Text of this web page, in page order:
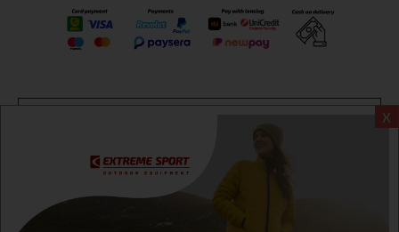
X
Екстрем спорт ЕООД, BG131452613, административен адрес
гр. София, Овча купел, ул.692, №12, офис 1, магазини
гр.София,бул. Дондуков 42, тел.:+359 895461012